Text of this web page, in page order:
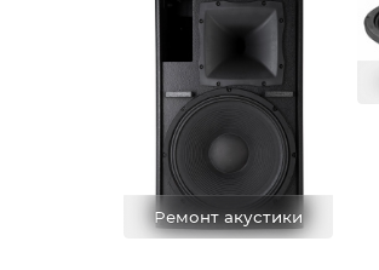
Ремонт акустики